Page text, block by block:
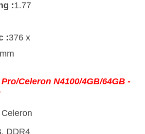
:1.77
:376 x
Celeron N4100/4GB/64GB -
DDR4